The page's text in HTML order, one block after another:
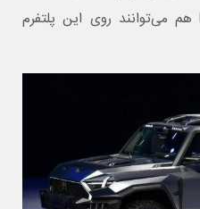
علاوه خودروهای BEV و EREV هم می‌توانند روی این پلتفرم